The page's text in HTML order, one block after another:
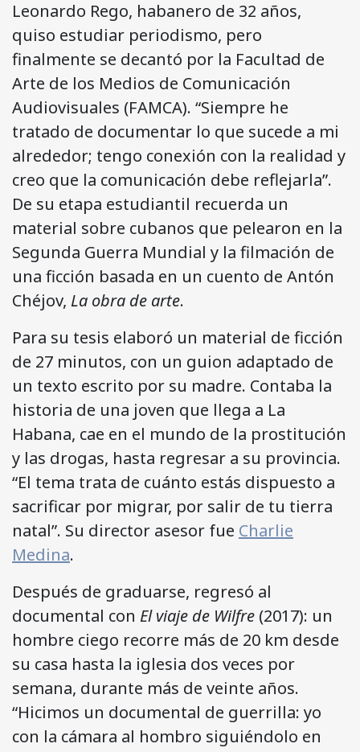
Leonardo Rego, habanero de 32 años,
quiso estudiar periodismo, pero
finalmente se decantó por la Facultad de
Arte de los Medios de Comunicación
Audiovisuales (FAMCA). “Siempre he
tratado de documentar lo que sucede a mi
alrededor; tengo conexión con la realidad y
creo que la comunicación debe reflejarla”.
De su etapa estudiantil recuerda un
material sobre cubanos que pelearon en la
Segunda Guerra Mundial y la filmación de
una ficción basada en un cuento de Antón
Chéjov, La obra de arte.
Para su tesis elaboró un material de ficción
de 27 minutos, con un guion adaptado de
un texto escrito por su madre. Contaba la
historia de una joven que llega a La
Habana, cae en el mundo de la prostitución
y las drogas, hasta regresar a su provincia.
“El tema trata de cuánto estás dispuesto a
sacrificar por migrar, por salir de tu tierra
natal”. Su director asesor fue Charlie
Medina.
Después de graduarse, regresó al
documental con El viaje de Wilfre (2017): un
hombre ciego recorre más de 20 km desde
su casa hasta la iglesia dos veces por
semana, durante más de veinte años.
“Hicimos un documental de guerrilla: yo
con la cámara al hombro siguiéndolo en